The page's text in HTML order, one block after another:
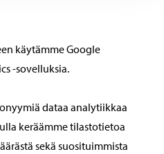
käytämme Google
-sovelluksia.
dataa analytiikkaa
keräämme tilastotietoa
sekä suosituimmista